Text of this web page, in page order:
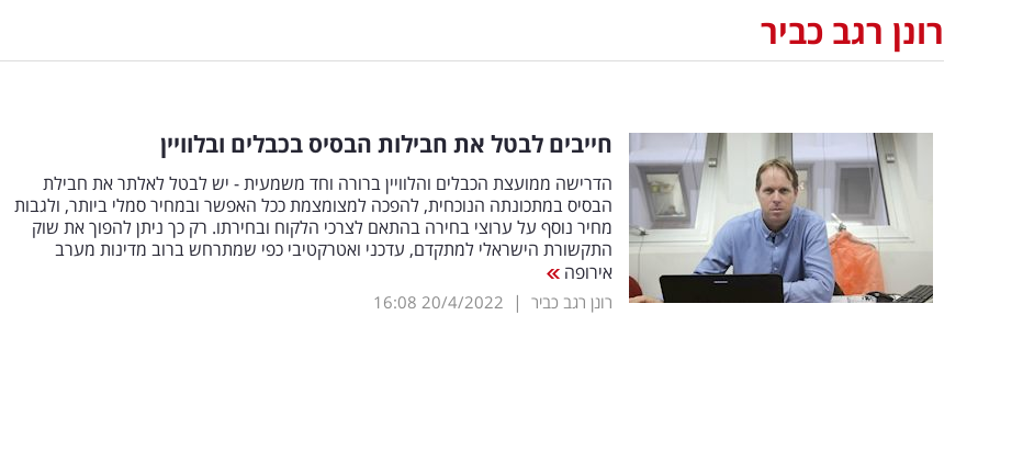
רונן רגב כביר
חייבים לבטל את חבילות הבסיס בכבלים ובלוויין
הדרישה ממועצת הכבלים והלוויין ברורה וחד משמעית - יש לבטל לאלתר את חבילת
הבסיס במתכונתה הנוכחית, להפכה למצומצמת ככל האפשר ובמחיר סמלי ביותר, ולגבות
מחיר נוסף על ערוצי בחירה בהתאם לצרכי הלקוח ובחירתו. רק כך ניתן להפוך את שוק
התקשורת הישראלי למתקדם, עדכני ואטרקטיבי כפי שמתרחש ברוב מדינות מערב
אירופה
רונן רגב כביר |
20/4/2022
16:08